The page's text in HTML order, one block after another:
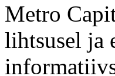
Metro
lihtsusel ja